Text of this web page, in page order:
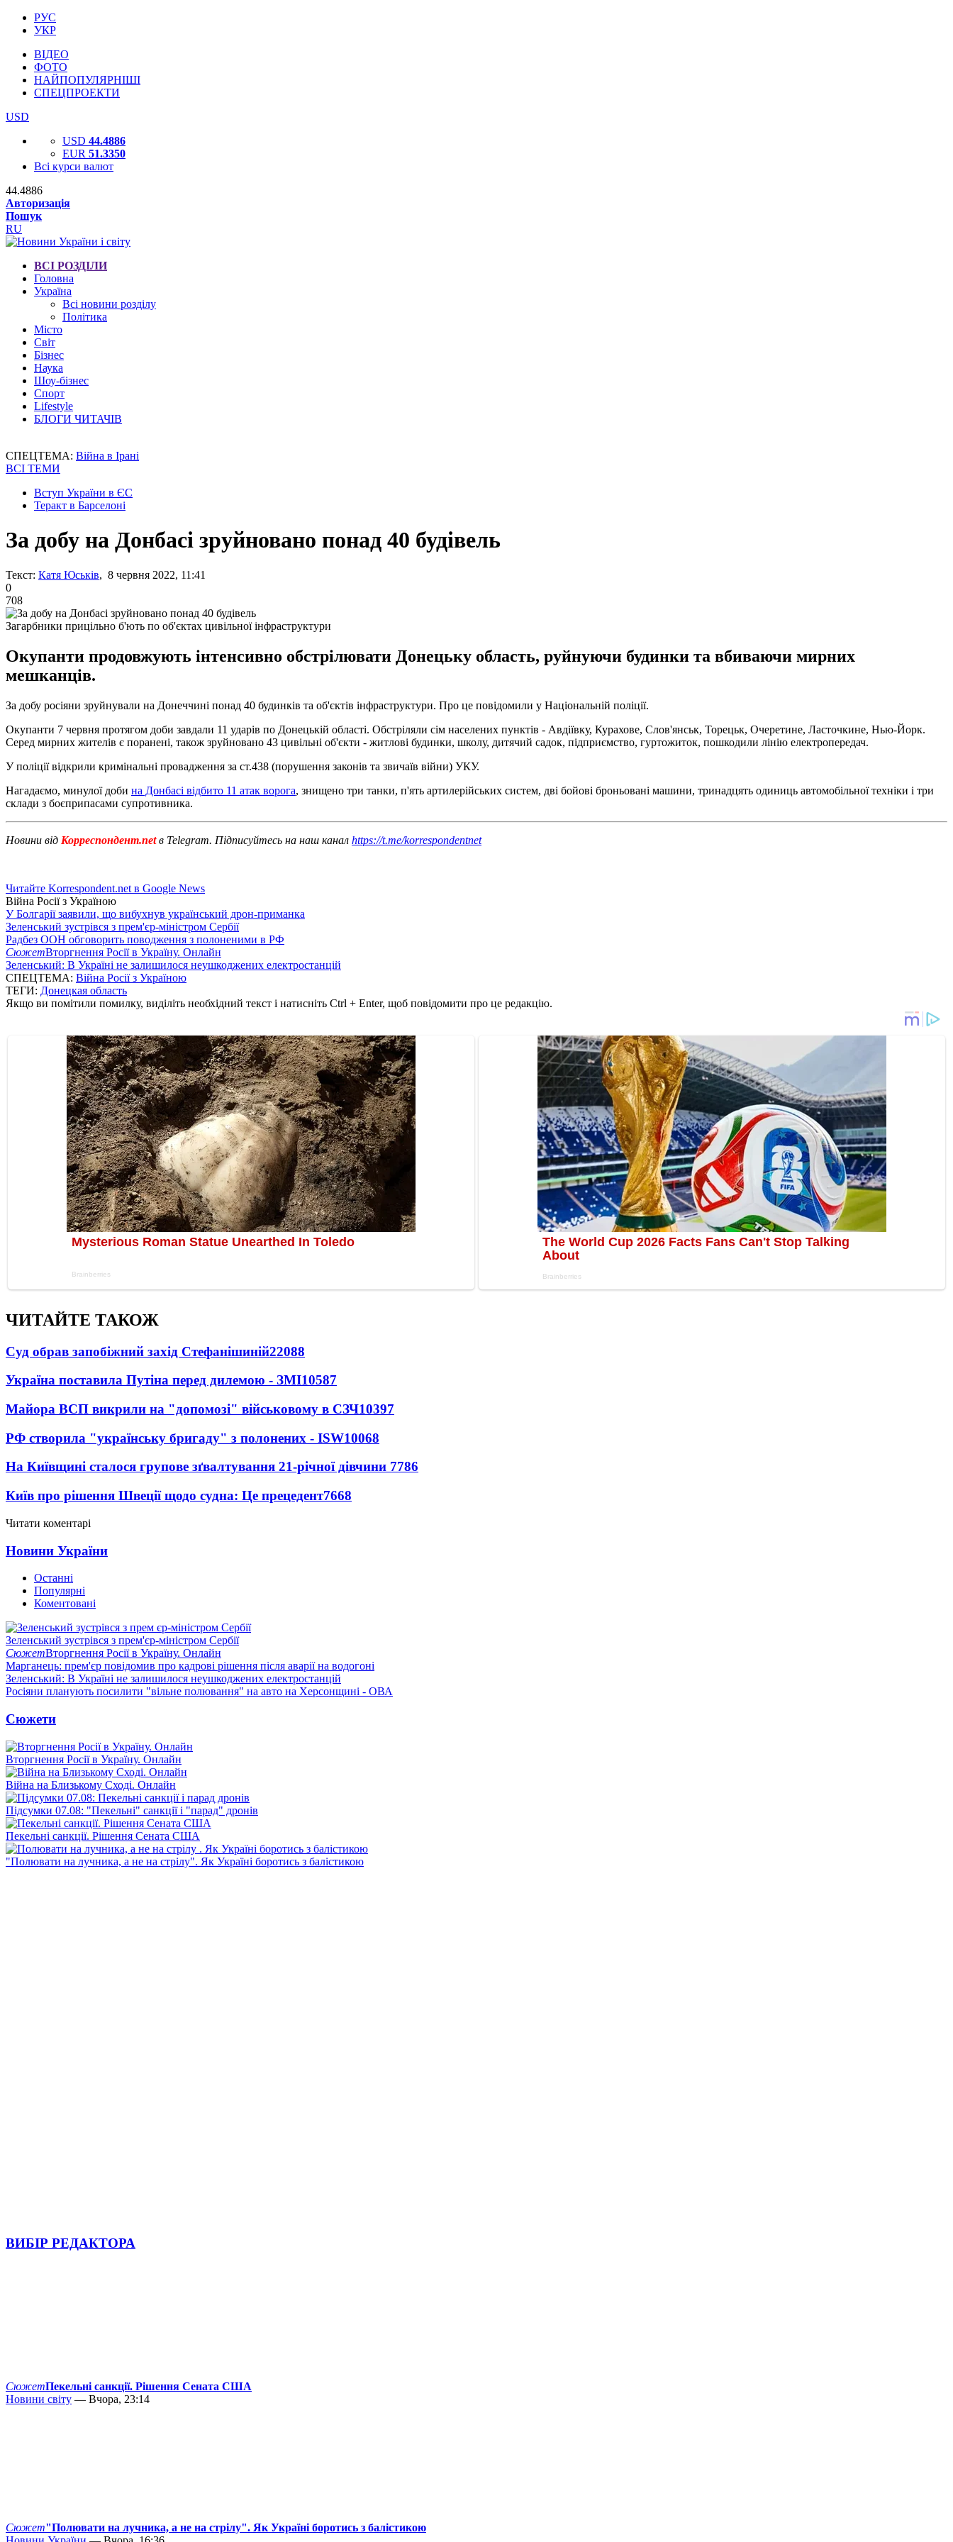
РУС
УКР
ВІДЕО
ФОТО
НАЙПОПУЛЯРНІШІ
СПЕЦПРОЕКТИ
USD
USD 44.4886
EUR 51.3350
Всі курси валют
44.4886
Авторизація
Пошук
RU
ВСІ РОЗДІЛИ
Головна
Україна
Всі новини розділу
Політика
Місто
Світ
Бізнес
Наука
Шоу-бізнес
Спорт
Lifestyle
БЛОГИ ЧИТАЧІВ
СПЕЦТЕМА: Війна в Ірані
ВСІ ТЕМИ
Вступ України в ЄС
Теракт в Барселоні
За добу на Донбасі зруйновано понад 40 будівель
Текст: Катя Юськів, 8 червня 2022, 11:41
0
708
Загарбники прицільно б'ють по об'єктах цивільної інфраструктури
Окупанти продовжують інтенсивно обстрілювати Донецьку область, руйнуючи будинки та вбиваючи мирних
мешканців.
За добу росіяни зруйнували на Донеччині понад 40 будинків та об'єктів інфраструктури. Про це повідомили у Національній поліції.
Окупанти 7 червня протягом доби завдали 11 ударів по Донецькій області. Обстріляли сім населених пунктів - Авдіївку, Курахове, Слов'янськ, Торецьк, Очеретине, Ласточкине, Нью-Йорк.
Серед мирних жителів є поранені, також зруйновано 43 цивільні об'єкти - житлові будинки, школу, дитячий садок, підприємство, гуртожиток, пошкодили лінію електропередач.
У поліції відкрили кримінальні провадження за ст.438 (порушення законів та звичаїв війни) УКУ.
Нагадаємо, минулої доби на Донбасі відбито 11 атак ворога, знищено три танки, п'ять артилерійських систем, дві бойові броньовані машини, тринадцять одиниць автомобільної техніки і три
склади з боєприпасами супротивника.
Новини від Корреспондент.netв Telegram. Підписуйтесь на наш канал https://t.me/korrespondentnet
Читайте Korrespondent.net в Google News
Війна Росії з Україною
У Болгарії заявили, що вибухнув український дрон-приманка
Зеленський зустрівся з прем'єр-міністром Сербії
Радбез ООН обговорить поводження з полоненими в РФ
СюжетВторгнення Росії в Україну. Онлайн
Зеленський: В Україні не залишилося неушкоджених електростанцій
СПЕЦТЕМА: Війна Росії з Україною
ТЕГИ: Донецкая область
Якщо ви помітили помилку, виділіть необхідний текст і натисніть Ctrl + Enter, щоб повідомити про це редакцію.
ЧИТАЙТЕ ТАКОЖ
Суд обрав запобіжний захід Стефанішиній22088
Україна поставила Путіна перед дилемою - ЗМІ10587
Майора ВСП викрили на "допомозі" військовому в СЗЧ10397
РФ створила "українську бригаду" з полонених - ISW10068
На Київщині сталося групове зґвалтування 21-річної дівчини 7786
Київ про рішення Швеції щодо судна: Це прецедент7668
Читати коментарі
Новини України
Останні
Популярні
Коментовані
Зеленський зустрівся з прем'єр-міністром Сербії
СюжетВторгнення Росії в Україну. Онлайн
Марганець: прем'єр повідомив про кадрові рішення після аварії на водогоні
Зеленський: В Україні не залишилося неушкоджених електростанцій
Росіяни планують посилити "вільне полювання" на авто на Херсонщині - ОВА
Сюжети
Вторгнення Росії в Україну. Онлайн
Війна на Близькому Сході. Онлайн
Підсумки 07.08: "Пекельні" санкції і "парад" дронів
Пекельні санкції. Рішення Сената США
"Полювати на лучника, а не на стрілу". Як Україні боротись з балістикою
ВИБІР РЕДАКТОРА
СюжетПекельні санкції. Рішення Сената США
Новини світу — Вчора, 23:14
Сюжет"Полювати на лучника, а не на стрілу". Як Україні боротись з балістикою